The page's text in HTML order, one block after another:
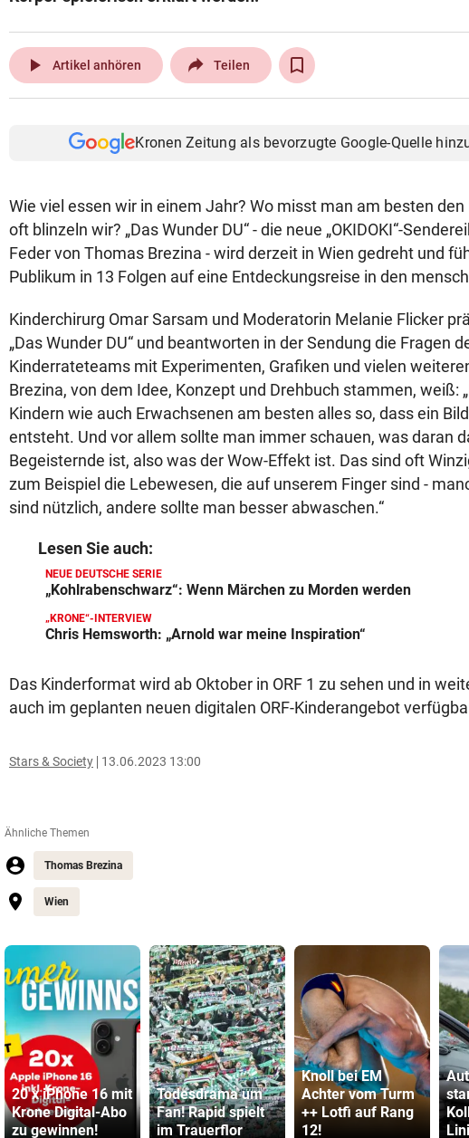
play_arrow Artikel anhören Teilen
Kronen Zeitung als bevorzugte Google-Quelle
Wie viel essen wir in einem Jahr? Wo misst man am besten den
oft blinzeln wir? „Das Wunder DU“ - die neue „OKIDOKI“-
Feder von Thomas Brezina - wird derzeit in Wien gedreht und
Publikum in 13 Folgen auf eine Entdeckungsreise in den
Kinderchirurg Omar Sarsam und Moderatorin Melanie Flicker
„Das Wunder DU“ und beantworten in der Sendung die Fragen
Kinderrateteams mit Experimenten, Grafiken und vielen
Brezina, von dem Idee, Konzept und Drehbuch stammen, weiß:
Kindern wie auch Erwachsenen am besten alles so, dass ein
entsteht. Und vor allem sollte man immer schauen, was daran
Begeisternde ist, also was der Wow-Effekt ist. Das sind oft
zum Beispiel die Lebewesen, die auf unserem Finger sind -
sind nützlich, andere sollte man besser abwaschen.“
Lesen Sie auch:
NEUE DEUTSCHE SERIE
„Kohlrabenschwarz“: Wenn Märchen zu Morden werden
„KRONE“-INTERVIEW
Chris Hemsworth: „Arnold war meine Inspiration“
Das Kinderformat wird ab Oktober in ORF 1 zu sehen und in
auch im geplanten neuen digitalen ORF-Kinderangebot
Stars & Society 13.06.2023 13:00
Ähnliche Themen
Thomas Brezina
Wien
20 x iPhone 16 mit
Krone Digital-Abo
zu gewinnen!
Todesdrama um
Fan! Rapid spielt
im Trauerflor
Knoll bei EM
Achter vom Turm
++ Lotfi auf Rang
12!